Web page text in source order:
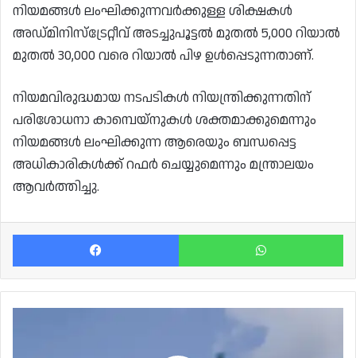
നിയമങ്ങൾ ലംഘിക്കുന്നവർക്കുള്ള ശിക്ഷകൾ
അഡ്മിനിസ്ട്രേറ്റീവ് അടച്ചുപൂട്ടൽ മുതൽ 5,000 റിയാൽ
മുതൽ 30,000 വരെ റിയാൽ പിഴ ഉൾപ്പെടുന്നതാണ്.
നിയമവിരുദ്ധമായ നടപടികൾ നിയന്ത്രിക്കുന്നതിന്
പരിശോധനാ കാമ്പെയ്‌നുകൾ ശക്തമാക്കുമെന്നും
നിയമങ്ങൾ ലംഘിക്കുന്ന ആരെയും ബന്ധപ്പെട്ട
അധികാരികൾക്ക് റഫർ ചെയ്യുമെന്നും മന്ത്രാലയം
ആവർത്തിച്ചു.
Facebook